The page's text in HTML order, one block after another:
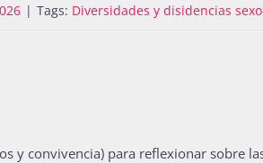
| Tags: Diversidades y disidencias
y convivencia) para reflexionar sobre